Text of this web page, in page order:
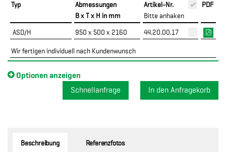
Typ
Abmessungen
B x T x H in mm
Artikel-Nr.
Bitte anhaken
PDF
ASD/H 950 x 500 x 2160 44.20.00.17
Wir fertigen individuell nach Kundenwunsch
Optionen anzeigen
Schnellanfrage
Beschreibung Referenzfotos